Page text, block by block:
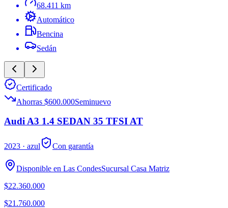
68.411 km
Automático
Bencina
Sedán
Certificado
Ahorras $600.000Seminuevo
Audi A3 1.4 SEDAN 35 TFSI AT
2023 · azul Con garantía
Disponible en Las CondesSucursal Casa Matriz
$22.360.000
$21.760.000